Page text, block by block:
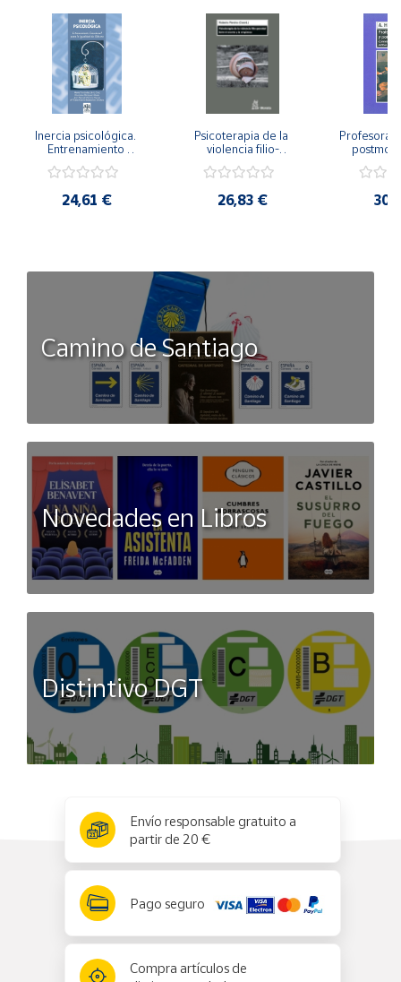
Inercia psicológica.
Entrenamiento
Igualdad de Género.
24,61 €
Psicoterapia de la
violencia filio-
secreto y la
26,83 €
Camino de Santiago
Novedades en Libros
Distintivo DGT
Envío responsable gratuito a
partir de 20 €
Pago seguro
Compra artículos de